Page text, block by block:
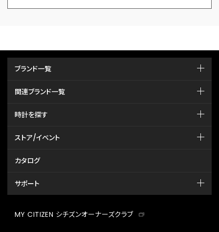
ブランド一覧
関連ブランド一覧
時計を探す
ストア/イベント
カタログ
サポート
MY CITIZEN シチズンオーナーズクラブ